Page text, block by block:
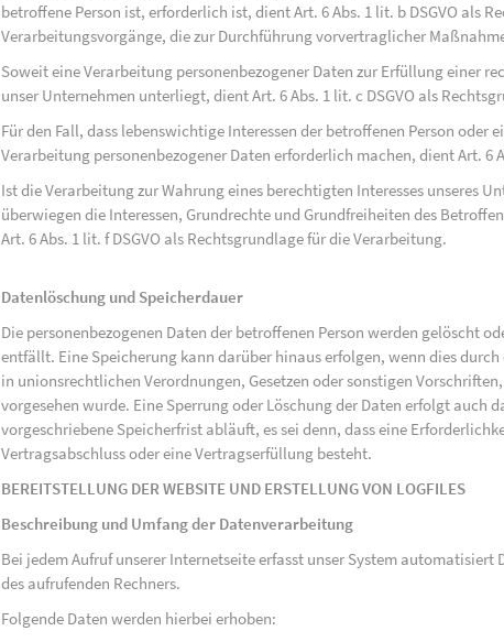
betroffene Person ist, erforderlich ist, dient Art. 6 Abs. 1 lit. b DSGVO als
Verarbeitungsvorgänge, die zur Durchführung vorvertraglicher
Soweit eine Verarbeitung personenbezogener Daten zur Erfüllung einer
unser Unternehmen unterliegt, dient Art. 6 Abs. 1 lit. c DSGVO als
Für den Fall, dass lebenswichtige Interessen der betroffenen Person oder
Verarbeitung personenbezogener Daten erforderlich machen, dient Art. 6
Ist die Verarbeitung zur Wahrung eines berechtigten Interesses unseres
überwiegen die Interessen, Grundrechte und Grundfreiheiten des
Art. 6 Abs. 1 lit. f DSGVO als Rechtsgrundlage für die Verarbeitung.
Datenlöschung und Speicherdauer
Die personenbezogenen Daten der betroffenen Person werden gelöscht
entfällt. Eine Speicherung kann darüber hinaus erfolgen, wenn dies
in unionsrechtlichen Verordnungen, Gesetzen oder sonstigen
vorgesehen wurde. Eine Sperrung oder Löschung der Daten erfolgt auch
vorgeschriebene Speicherfrist abläuft, es sei denn, dass eine
Vertragsabschluss oder eine Vertragserfüllung besteht.
BEREITSTELLUNG DER WEBSITE UND ERSTELLUNG VON LOGFILES
Beschreibung und Umfang der Datenverarbeitung
Bei jedem Aufruf unserer Internetseite erfasst unser System
des aufrufenden Rechners.
Folgende Daten werden hierbei erhoben: